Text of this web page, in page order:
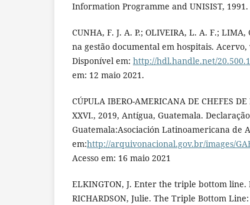
Information Programme and UNISIST, 1991.
CUNHA, F. J. A. P.; OLIVEIRA, L. A. F.;
na gestão documental em hospitais. Acervo,
Disponível em: http://hdl.handle.net/
em: 12 maio 2021.
CÚPULA IBERO-AMERICANA DE CHEFES DE
XXVI., 2019, Antígua, Guatemala.
Guatemala:Asociación Latinoamericana de
em:http://arquivonacional.gov.br/images/
Acesso em: 16 maio 2021
ELKINGTON, J. Enter the triple bottom line.
RICHARDSON, Julie. The Triple Bottom